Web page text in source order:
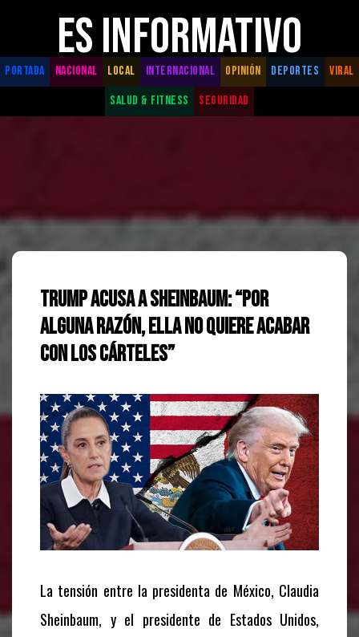
ES INFORMATIVO
PORTADA NACIONAL LOCAL INTERNACIONAL OPINIÓN DEPORTES
VIRAL
SALUD & FITNESS
SEGURIDAD
Trump acusa a Sheinbaum: “Por
alguna razón, ella no quiere acabar
con los cárteles”
La tensión entre la presidenta de México, Claudia
Sheinbaum, y el presidente de Estados Unidos,